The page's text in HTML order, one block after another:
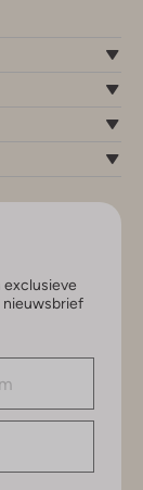
exclusieve
nieuwsbrief